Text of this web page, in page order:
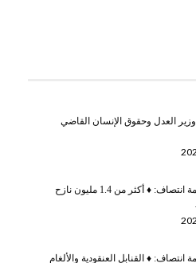
وزير العدل وحقوق الإنسان القاضي
انتصاف: ♦️
أكثر من 1.4 مليون نازح
انتصاف: ♦️القنابل العنقودية والألغام